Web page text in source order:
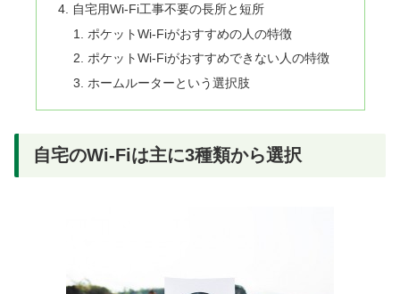
自宅用Wi-Fi工事不要の長所と短所
ポケットWi-Fiがおすすめの人の特徴
ポケットWi-Fiがおすすめできない人の特徴
ホームルーターという選択肢
自宅のWi-Fiは主に3種類から選択